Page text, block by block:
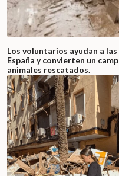
Los voluntarios ayudan a
España y convierten un
animales rescatados.